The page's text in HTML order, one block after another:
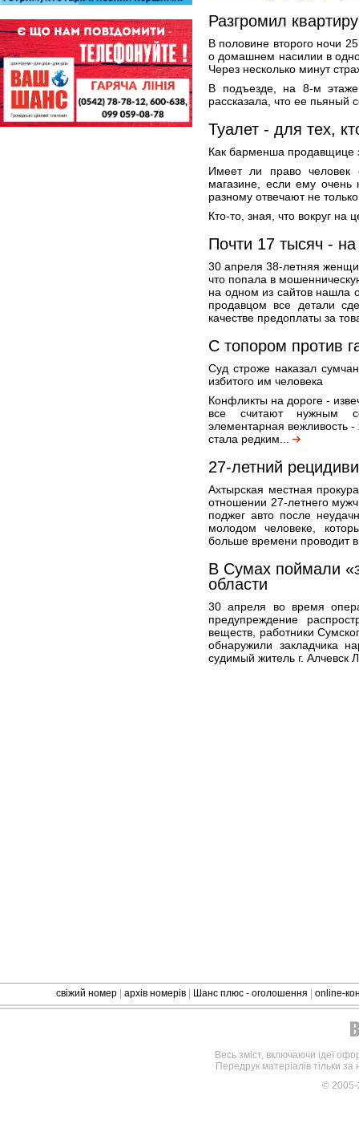
Разгромил
В половине второго ночи
о домашнем насилии в
Через несколько минут
В подъезде, на 8-м этаже,
рассказала, что ее пьяный
Туалет - для тех,
Как барменша продавщице
Имеет ли право
магазине, если ему
разному отвечают не
Кто-то, зная, что вокруг на
Почти 17 тысяч -
30 апреля 38-летняя
что попала в
на одном из сайтов нашла
продавцом все детали
качестве предоплаты за
С топором против
Суд строже наказал
избитого им человека
Конфликты на дороге -
все считают нужным
элементарная вежливость
стала редким...
27-летний
Ахтырская местная
отношении 27-летнего
поджег авто после
молодом человеке,
больше времени проводит
В Сумах поймали
области
30 апреля во время
предупреждение
веществ, работники
обнаружили закладчика
судимый житель г. Алчевск
свіжий номер архів номерів Шанс плюс - оголошення online-
Весь зміст, включаючи ідеї
Передрук матеріалів тільки
©